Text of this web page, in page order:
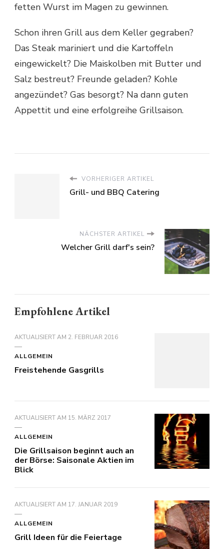
fetten Wurst im Magen zu gewinnen.
Schon ihren Grill aus dem Keller gegraben?
Das Steak mariniert und die Kartoffeln
eingewickelt? Die Maiskolben mit Butter und
Salz bestreut? Freunde geladen? Kohle
angezündet? Gas besorgt? Na dann guten
Appettit und eine erfolgreihe Grillsaison.
VORHERIGER ARTIKEL
Grill- und BBQ Catering
NÄCHSTER ARTIKEL
Welcher Grill darf's sein?
Empfohlene Artikel
AKTUALISIERT AM 2. FEBRUAR 2016
ALLGEMEIN
Freistehende Gasgrills
AKTUALISIERT AM 15. MÄRZ 2017
ALLGEMEIN
Die Grillsaison beginnt auch an
der Börse: Saisonale Aktien im
Blick
AKTUALISIERT AM 17. JANUAR 2019
ALLGEMEIN
Grill Ideen für die Feiertage